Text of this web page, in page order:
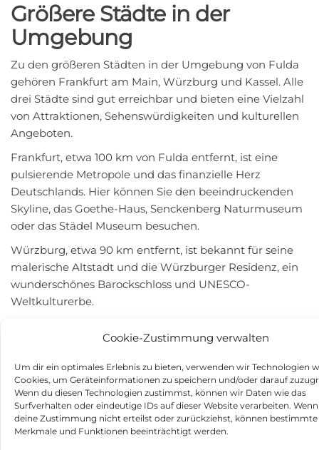
Cookie-Zustimmung verwalten
Um dir ein optimales Erlebnis zu bieten, verwenden wir Technologien
Cookies, um Geräteinformationen zu speichern und/oder darauf
Wenn du diesen Technologien zustimmst, können wir Daten wie das
Surfverhalten oder eindeutige IDs auf dieser Website verarbeiten.
deine Zustimmung nicht erteilst oder zurückziehst, können bestimmte
Merkmale und Funktionen beeinträchtigt werden.
Größere Städte in der
Umgebung
Zu den größeren Städten in der Umgebung von Fulda
gehören Frankfurt am Main, Würzburg und Kassel. Alle
drei Städte sind gut erreichbar und bieten eine Vielzahl
von Attraktionen, Sehenswürdigkeiten und kulturellen
Angeboten.
Frankfurt, etwa 100 km von Fulda entfernt, ist eine
pulsierende Metropole und das finanzielle Herz
Deutschlands. Hier können Sie den beeindruckenden
Skyline, das Goethe-Haus, Senckenberg Naturmuseum
oder das Städel Museum besuchen.
Würzburg, etwa 90 km entfernt, ist bekannt für seine
malerische Altstadt und die Würzburger Residenz, ein
wunderschönes Barockschloss und UNESCO-
Weltkulturerbe.
die documenta, eine der weltweit wichtigsten
Bergpark Wilhelmshöhe, der auch auf der Liste des
UNESCO-Weltkulturerbes steht.
Fazit